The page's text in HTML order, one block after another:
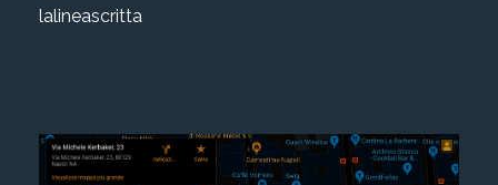
lalineascritta